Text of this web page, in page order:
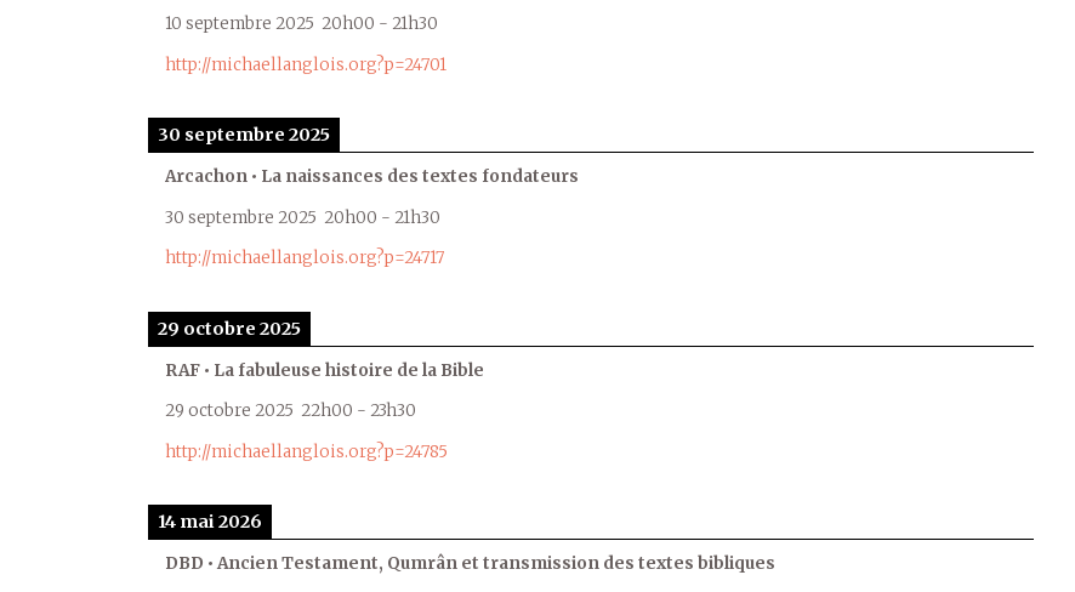
10 septembre 2025 20h00 - 21h30
http://michaellanglois.org?p=24701
30 septembre 2025
Arcachon • La naissances des textes fondateurs
30 septembre 2025 20h00 - 21h30
http://michaellanglois.org?p=24717
29 octobre 2025
RAF • La fabuleuse histoire de la Bible
29 octobre 2025 22h00 - 23h30
http://michaellanglois.org?p=24785
14 mai 2026
DBD • Ancien Testament, Qumrân et transmission des textes bibliques